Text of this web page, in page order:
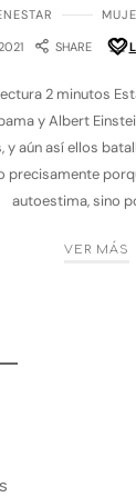
SHARE
2 minutos
y Albert
y aún así ellos
precisamente
autoestima, sino
VER MÁS